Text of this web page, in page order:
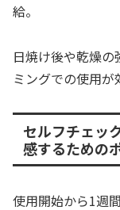
給。
日焼け後や乾燥
ミングでの使用が
セルフチェッ
感するための
使用開始から1週